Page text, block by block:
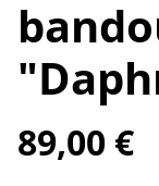
89,00 €